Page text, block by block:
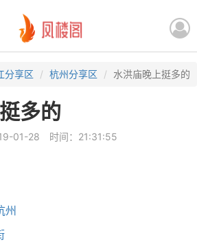
分享区 杭州分享区 水洪庙晚上挺多的
多的
01-28 时间：21:31:55
州